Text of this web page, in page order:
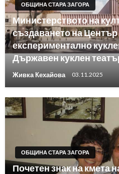
ОБЩИНА СТАРА ЗАГОРА
Министерството на
създаването на Център
експериментално
Държавен куклен
Живка Кехайова 03.11.2025
ОБЩИНА СТАРА ЗАГОРА
Почетен знак на кмета